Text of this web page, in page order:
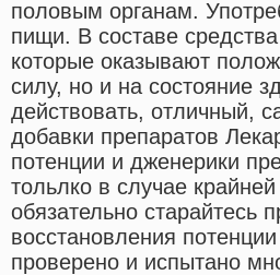
половым органам.
пищи. В составе
которые оказывают
силу, но и на состояние
действовать, отличный,
добавки препаратов
потенции и дженерики
тольлко в случае
обязательно
восстановления
проверено и испытано